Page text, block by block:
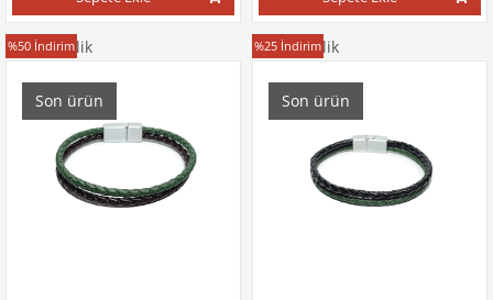
Deri Bileklik
%50 İndirim
Son ürün
Deri Bileklik
%25 İndirim
Son ürün